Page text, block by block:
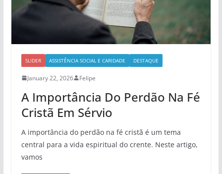
SLIDER ASSISTÊNCIA SOCIAL E CARIDADE DESTAQUE
January 22, 2026 Felipe
A Importância Do Perdão Na Fé
Cristã Em Sérvio
A importância do perdão na fé cristã é um tema
central para a vida espiritual do crente. Neste artigo,
vamos